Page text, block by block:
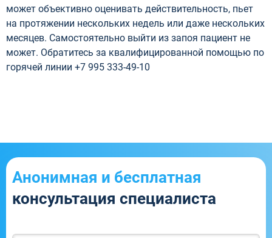
может объективно оценивать действительность, пьет
на протяжении нескольких недель или даже нескольких
месяцев. Самостоятельно выйти из запоя пациент не
может. Обратитесь за квалифицированной помощью по
горячей линии +7 995 333-49-10
Анонимная и бесплатная
консультация специалиста